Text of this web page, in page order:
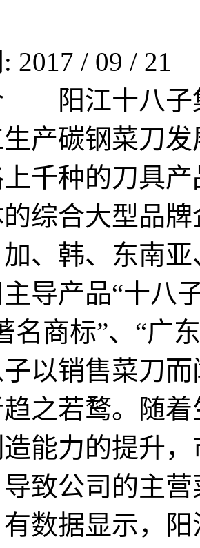
2017 / 09 / 21
阳江十八子
产碳钢菜刀
千种的刀具
综合大型品
加、韩、东南
导产品“十八
名商标”、“
以销售菜刀
之若鹜。随
能力的提升
致公司的主
据显示，阳